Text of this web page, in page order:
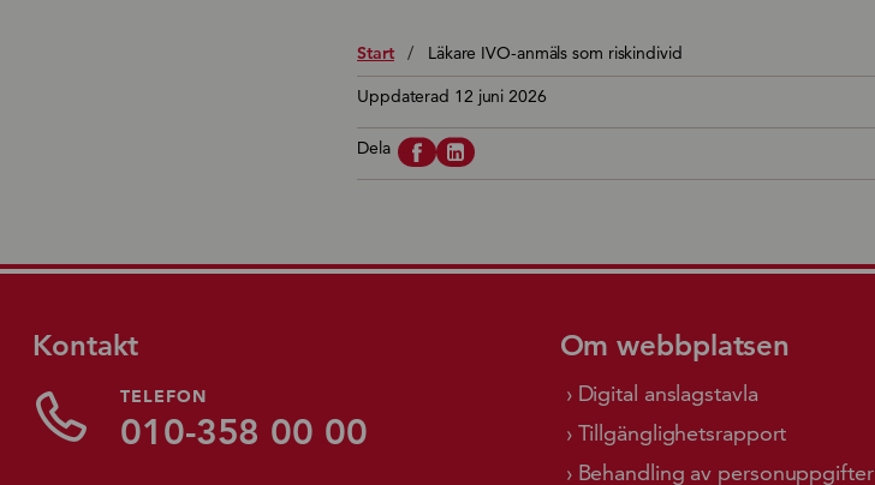
Start /
Läkare IVO-anmäls som riskindivid
Uppdaterad 12 juni 2026
Dela
Kontakt
TELEFON
010-358 00 00
Om webbplatsen
Digital anslagstavla
Tillgänglighetsrapport
Behandling av personuppgifter